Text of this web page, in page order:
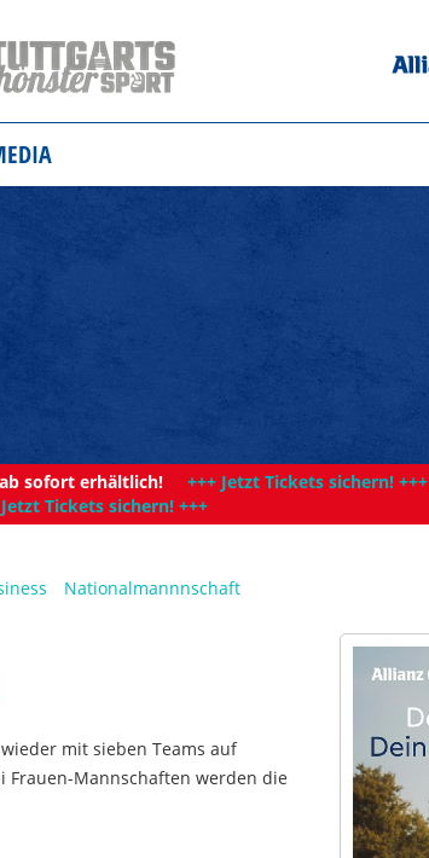
ab sofort erhältlich! +++ Jetzt Tickets sichern! +++
Tickets sichern! +++
Nationalmannnschaft
mit sieben Teams auf
Mannschaften werden die